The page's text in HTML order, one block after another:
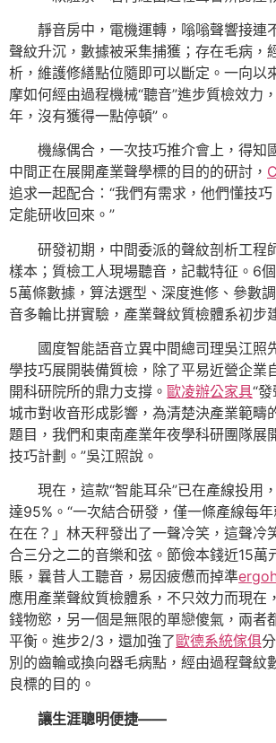
靜音房中，電機運轉，嗡嗡聲響接連
聲紋升沉，數據被采集捕獲；存在毛病，
析，維護修繕點位隨即可以斷定。一向以
摩如何經由過程機械“聽音”進步質檢效力
年，沒有獲得一點停頓”。
機緣偶合，一次技巧推介會上，得知
中間正在展開產業聲學標的目的的研討，
追求一起配合：“我們有需求，他們懂技
定能研收回來。”
研發初期，中間委派的聲紋剖析工程
樣本；質檢工人現場聽音，記載特征。6
5萬條數據，算法選型、深度進修、參數
音多輪比拼實驗，產業聲紋質檢體系初步
國度智能語音立異中間總司理吳江照
學技巧展開裝備質檢，除了平易近營企業
開科研院所的鼎力支撐。 歐凌辦公家具“
城市對收音形成影響，為清楚決產業範疇
題目，我們和東南產業年夜學科研團隊展
技巧計劃。”吳江照說。
現在，這款“智能耳朵”已在產線投用
達95%。“一次結合研發，僅一條產線每
在在？」林天秤發出了一聲冷笑，這聲冷
合三分之二的音樂和弦。節儉本錢近15萬
賬，曩昔人工聽音，易因疲憊而掉準
應用產業聲紋質檢體系，不只效力而現在
錢物慾，另一個是無限的單戀傻氣，兩者
平衡。進步2/3，還加強了歐德系統傢俱
別的齒輪或換向器毛病點，經由過程聲紋
良標的目的。
讓生涯聰明便捷——